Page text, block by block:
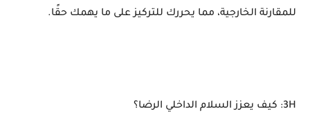
للمقارنة الخارجية، مما يحررك للتركيز على ما يهمك حقًا.
3H: كيف يعزز السلام الداخلي الرضا؟